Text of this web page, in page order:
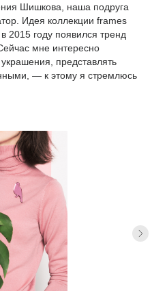
Шишкова, наша подруга
Идея коллекции frames
2015 году появился тренд
мне интересно
представлять
— к этому я стремлюсь